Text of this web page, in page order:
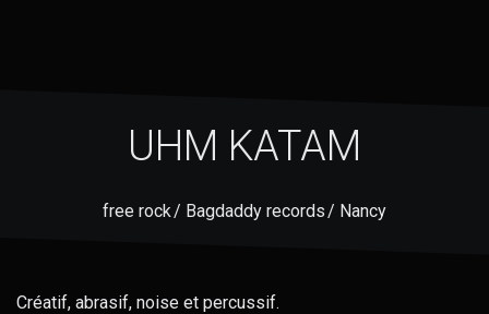
UHM KATAM
free rock / Bagdaddy records / Nancy
Créatif, abrasif, noise et percussif.